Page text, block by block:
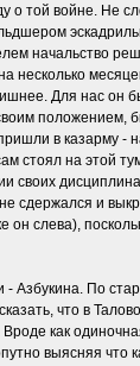
той войне. Не
начальство
несколько
Для нас
положением,
в казарму -
стоял на этой
своих
сдержался и
слева),
Азбукина. По
что в
как
выясняя что